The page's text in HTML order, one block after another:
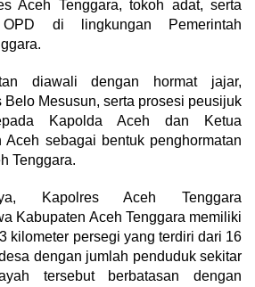
Aceh Tenggara, tokoh adat, serta
di lingkungan Pemerintah
diawali dengan hormat jajar,
Belo Mesusun, serta prosesi peusijuk
Kapolda Aceh dan Ketua
Aceh sebagai bentuk penghormatan
Tenggara.
Kapolres Aceh Tenggara
Kabupaten Aceh Tenggara memiliki
kilometer persegi yang terdiri dari 16
dengan jumlah penduduk sekitar
tersebut berbatasan dengan